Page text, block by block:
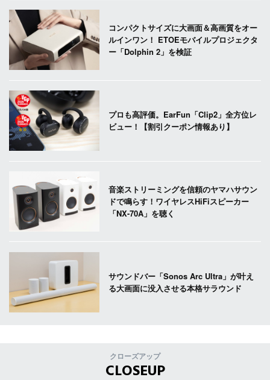
コンパクトサイズに大画面＆高画質をオー
ルインワン！ ETOEモバイルプロジェクタ
ー「Dolphin 2」を検証
プロも高評価。EarFun「Clip2」全方位レ
ビュー！【割引クーポン情報あり】
音楽ストリーミングを信頼のヤマハサウン
ドで鳴らす！ワイヤレスHiFiスピーカー
「NX-70A」を聴く
サウンドバー「Sonos Arc Ultra」が叶え
る大画面に没入させる本格サラウンド
クローズアップ
CLOSEUP